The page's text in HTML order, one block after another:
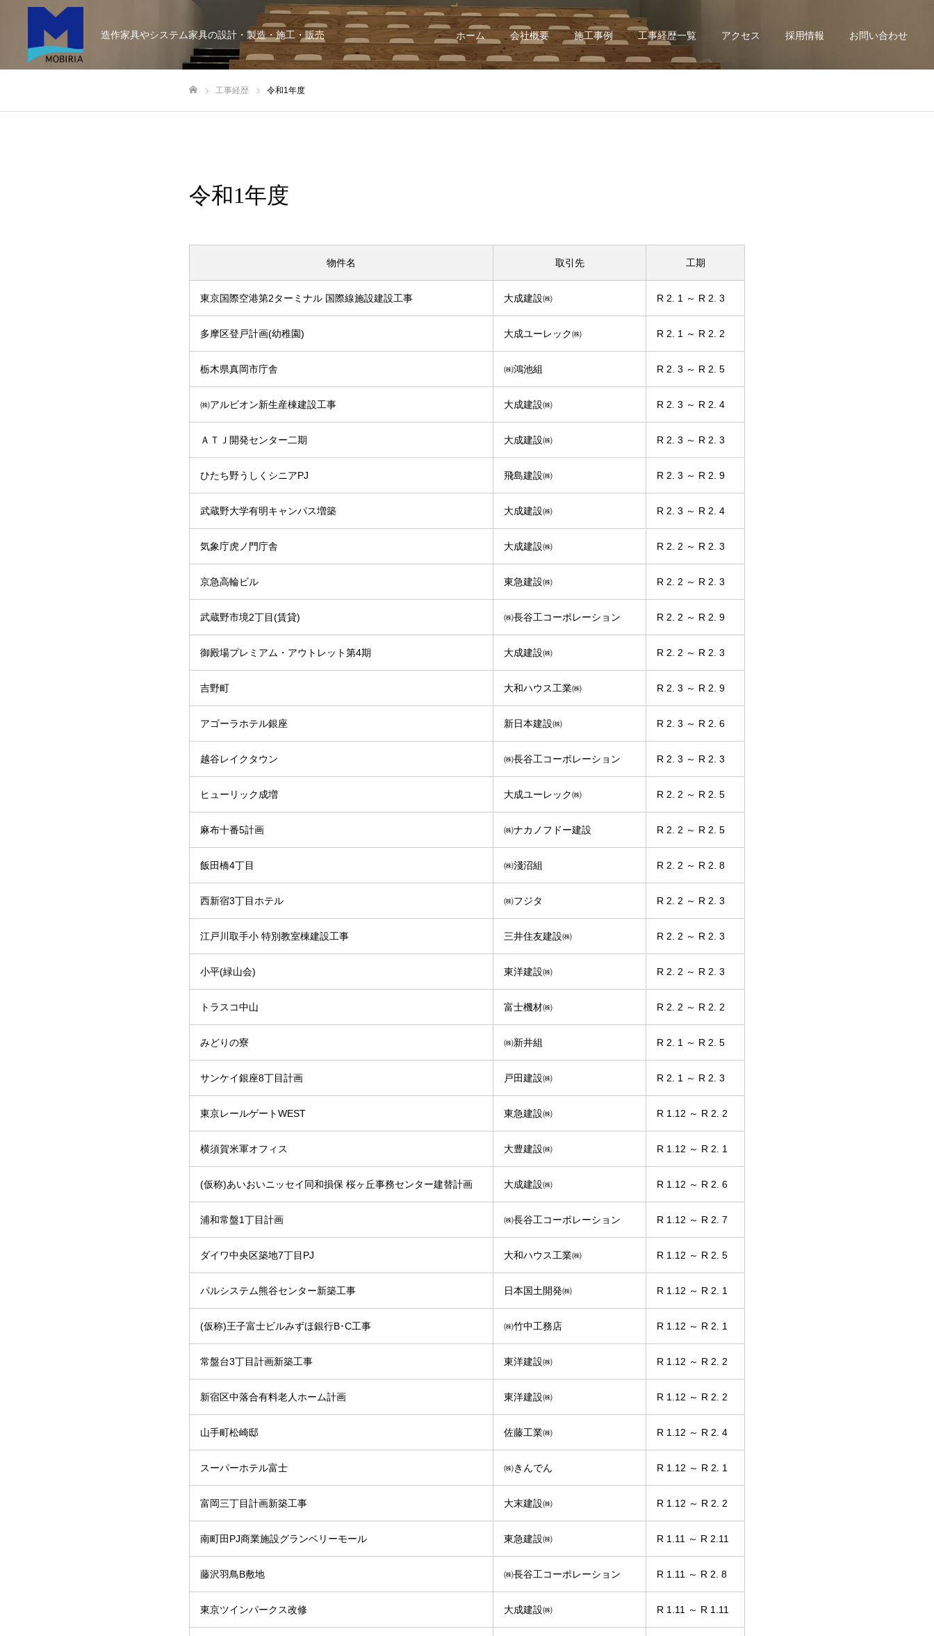
造作家具やシステム家具の設計・製造・施工・販売 ホーム 会社概要 施工事例 工事経歴一覧 アクセス 採用情報 お問い合わせ
工事経歴 令和1年度
令和1年度
物件名 取引先 工期
東京国際空港第2ターミナル 国際線施設建設工事 大成建設㈱ R 2. 1 ～ R 2. 3
多摩区登戸計画(幼稚園) 大成ユーレック㈱ R 2. 1 ～ R 2. 2
栃木県真岡市庁舎 ㈱鴻池組 R 2. 3 ～ R 2. 5
㈱アルビオン新生産棟建設工事 大成建設㈱ R 2. 3 ～ R 2. 4
ＡＴＪ開発センター二期 大成建設㈱ R 2. 3 ～ R 2. 3
ひたち野うしくシニアPJ 飛島建設㈱ R 2. 3 ～ R 2. 9
武蔵野大学有明キャンパス増築 大成建設㈱ R 2. 3 ～ R 2. 4
気象庁虎ノ門庁舎 大成建設㈱ R 2. 2 ～ R 2. 3
京急高輪ビル 東急建設㈱ R 2. 2 ～ R 2. 3
武蔵野市境2丁目(賃貸) ㈱長谷工コーポレーション R 2. 2 ～ R 2. 9
御殿場プレミアム・アウトレット第4期 大成建設㈱ R 2. 2 ～ R 2. 3
吉野町 大和ハウス工業㈱ R 2. 3 ～ R 2. 9
アゴーラホテル銀座 新日本建設㈱ R 2. 3 ～ R 2. 6
越谷レイクタウン ㈱長谷工コーポレーション R 2. 3 ～ R 2. 3
ヒューリック成増 大成ユーレック㈱ R 2. 2 ～ R 2. 5
麻布十番5計画 ㈱ナカノフドー建設 R 2. 2 ～ R 2. 5
飯田橋4丁目 ㈱淺沼組 R 2. 2 ～ R 2. 8
西新宿3丁目ホテル ㈱フジタ R 2. 2 ～ R 2. 3
江戸川取手小 特別教室棟建設工事 三井住友建設㈱ R 2. 2 ～ R 2. 3
小平(緑山会) 東洋建設㈱ R 2. 2 ～ R 2. 3
トラスコ中山 富士機材㈱ R 2. 2 ～ R 2. 2
みどりの寮 ㈱新井組 R 2. 1 ～ R 2. 5
サンケイ銀座8丁目計画 戸田建設㈱ R 2. 1 ～ R 2. 3
東京レールゲートWEST 東急建設㈱ R 1.12 ～ R 2. 2
横須賀米軍オフィス 大豊建設㈱ R 1.12 ～ R 2. 1
(仮称)あいおいニッセイ同和損保 桜ヶ丘事務センター建替計画 大成建設㈱ R 1.12 ～ R 2. 6
浦和常盤1丁目計画 ㈱長谷工コーポレーション R 1.12 ～ R 2. 7
ダイワ中央区築地7丁目PJ 大和ハウス工業㈱ R 1.12 ～ R 2. 5
パルシステム熊谷センター新築工事 日本国土開発㈱ R 1.12 ～ R 2. 1
(仮称)王子富士ビルみずほ銀行B･C工事 ㈱竹中工務店 R 1.12 ～ R 2. 1
常盤台3丁目計画新築工事 東洋建設㈱ R 1.12 ～ R 2. 2
新宿区中落合有料老人ホーム計画 東洋建設㈱ R 1.12 ～ R 2. 2
山手町松崎邸 佐藤工業㈱ R 1.12 ～ R 2. 4
スーパーホテル富士 ㈱きんでん R 1.12 ～ R 2. 1
富岡三丁目計画新築工事 大末建設㈱ R 1.12 ～ R 2. 2
南町田PJ商業施設グランベリーモール 東急建設㈱ R 1.11 ～ R 2.11
藤沢羽鳥B敷地 ㈱長谷工コーポレーション R 1.11 ～ R 2. 8
東京ツインパークス改修 大成建設㈱ R 1.11 ～ R 1.11